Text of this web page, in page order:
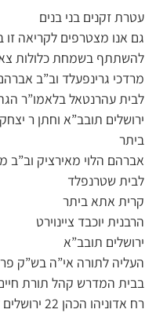
עטרת זקנים בני בנים
גם אנו מצטרפים לקריאה זו
להשתתף בשמחת כלולות
מרדכי גרינפעלד וב”ב אברהם
לבית עהרנטאל בלאמו”ר
ירושלים תובב”א וחתן ר
ביתר
אברהם הלוי מאירציק וב”ב
לבית שטרנפלד
קרית אתא ביתר
הרבנית יוכבד ציינוירט
ירושלים תובב”א
העליה לתורה אי”ה בש”ק
בבית המדרש קהל תורת חיים
רח אדוניהו הכהן 22 ירושלים זמן התפילה בשעה 9:30